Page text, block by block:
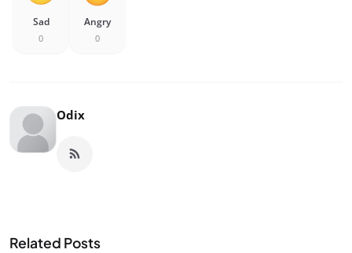
Sad
0
Angry
0
Odix
Related Posts